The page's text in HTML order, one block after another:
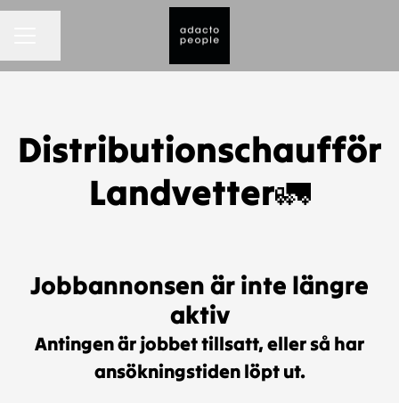
Distributionschaufför
Landvetter🚛
Jobbannonsen är inte längre
aktiv
Antingen är jobbet tillsatt, eller så har
ansökningstiden löpt ut.